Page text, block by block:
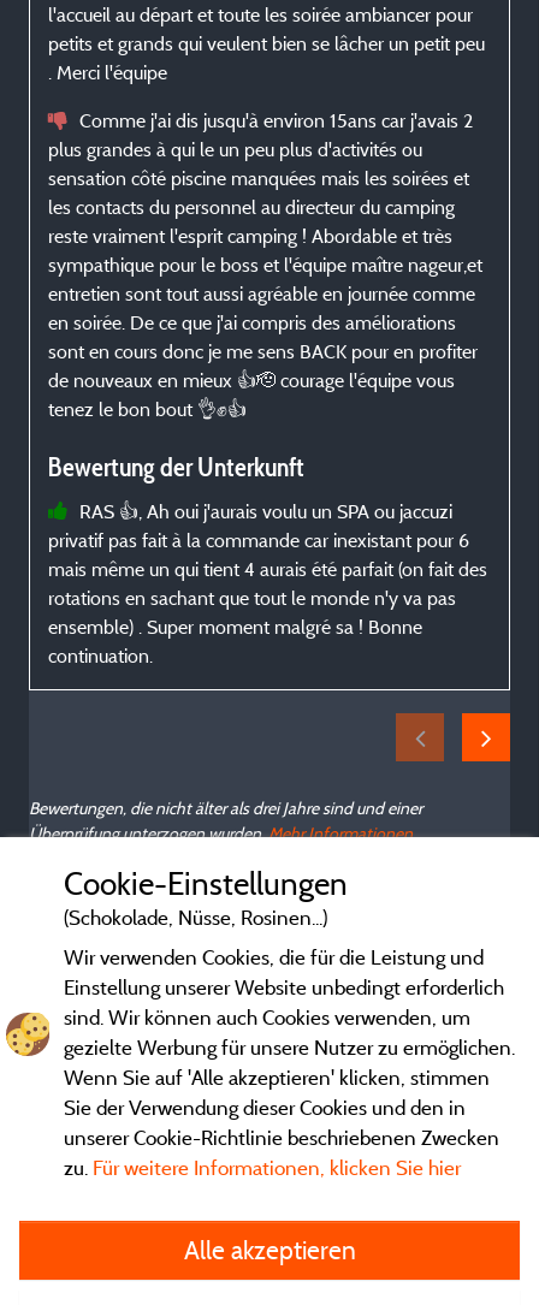
l'accueil au départ et toute les soirée ambiancer pour
petits et grands qui veulent bien se lâcher un petit peu
. Merci l'équipe
Comme j'ai dis jusqu'à environ 15ans car j'avais 2
plus grandes à qui le un peu plus d'activités ou
sensation côté piscine manquées mais les soirées et
les contacts du personnel au directeur du camping
reste vraiment l'esprit camping ! Abordable et très
sympathique pour le boss et l'équipe maître nageur,et
entretien sont tout aussi agréable en journée comme
en soirée. De ce que j'ai compris des améliorations
sont en cours donc je me sens BACK pour en profiter
de nouveaux en mieux 👍🫡 courage l'équipe vous
tenez le bon bout 👌✊👍
Bewertung der Unterkunft
RAS 👍, Ah oui j'aurais voulu un SPA ou jaccuzi
privatif pas fait à la commande car inexistant pour 6
mais même un qui tient 4 aurais été parfait (on fait des
rotations en sachant que tout le monde n'y va pas
ensemble) . Super moment malgré sa ! Bonne
continuation.
Bewertungen, die nicht älter als drei Jahre sind und einer
Überprüfung unterzogen wurden.Mehr Informationen
Herausgeberinformationen und Adressen
Cookie-Einstellungen
(Schokolade, Nüsse, Rosinen...)
Wir verwenden Cookies, die für die Leistung und
Einstellung unserer Website unbedingt erforderlich
sind. Wir können auch Cookies verwenden, um
gezielte Werbung für unsere Nutzer zu ermöglichen.
Wenn Sie auf 'Alle akzeptieren' klicken, stimmen
Sie der Verwendung dieser Cookies und den in
unserer Cookie-Richtlinie beschriebenen Zwecken
zu. Für weitere Informationen, klicken Sie hier
Alle akzeptieren